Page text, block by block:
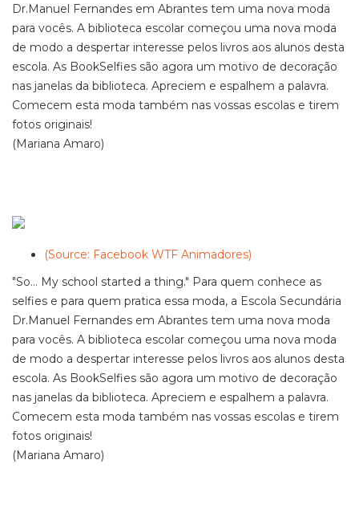
Dr.Manuel Fernandes em Abrantes tem uma nova moda
para vocês. A biblioteca escolar começou uma nova moda
de modo a despertar interesse pelos livros aos alunos desta
escola. As BookSelfies são agora um motivo de decoração
nas janelas da biblioteca. Apreciem e espalhem a palavra.
Comecem esta moda também nas vossas escolas e tirem
fotos originais!
(Mariana Amaro)
(Source: Facebook WTF Animadores)
"So... My school started a thing." Para quem conhece as
selfies e para quem pratica essa moda, a Escola Secundária
Dr.Manuel Fernandes em Abrantes tem uma nova moda
para vocês. A biblioteca escolar começou uma nova moda
de modo a despertar interesse pelos livros aos alunos desta
escola. As BookSelfies são agora um motivo de decoração
nas janelas da biblioteca. Apreciem e espalhem a palavra.
Comecem esta moda também nas vossas escolas e tirem
fotos originais!
(Mariana Amaro)